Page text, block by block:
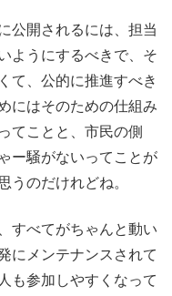
公開されるには、担当
ようにするべきで、そ
て、公的に推進すべき
にはそのための仕組み
てことと、市民の側
ー騒がないってことが
うのだけれどね。
すべてがちゃんと動い
にメンテナンスされて
も参加しやすくなって